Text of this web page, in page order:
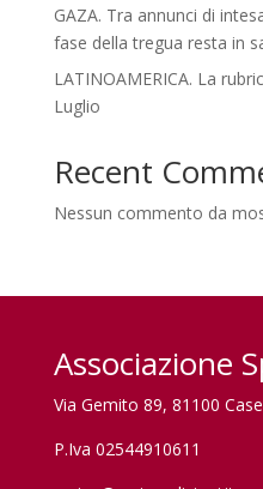
GAZA. Tra annunci di
fase della tregua resta in
LATINOAMERICA. La
Luglio
Recent
Nessun commento da
Associazione
Via Gemito 89, 81100
P.Iva 02544910611